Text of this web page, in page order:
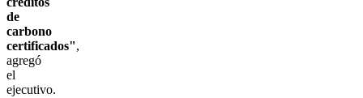
de
carbono
certificados",
agregó
el
ejecutivo.